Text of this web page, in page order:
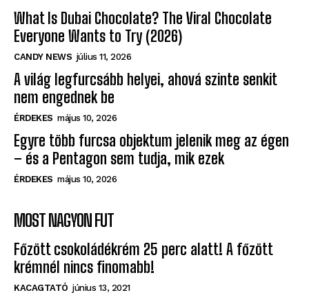
What Is Dubai Chocolate? The Viral Chocolate
Everyone Wants to Try (2026)
CANDY NEWS július 11, 2026
A világ legfurcsább helyei, ahová szinte senkit
nem engednek be
ÉRDEKES május 10, 2026
Egyre több furcsa objektum jelenik meg az égen
– és a Pentagon sem tudja, mik ezek
ÉRDEKES május 10, 2026
MOST NAGYON FUT
Főzött csokoládékrém 25 perc alatt! A főzött
krémnél nincs finomabb!
KACAGTATÓ június 13, 2021